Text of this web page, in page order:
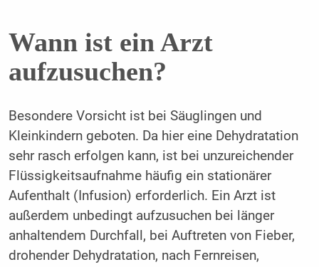
Wann ist ein Arzt
aufzusuchen?
Besondere Vorsicht ist bei Säuglingen und
Kleinkindern geboten. Da hier eine Dehydratation
sehr rasch erfolgen kann, ist bei unzureichender
Flüssigkeitsaufnahme häufig ein stationärer
Aufenthalt (Infusion) erforderlich. Ein Arzt ist
außerdem unbedingt aufzusuchen bei länger
anhaltendem Durchfall, bei Auftreten von Fieber,
drohender Dehydratation, nach Fernreisen,